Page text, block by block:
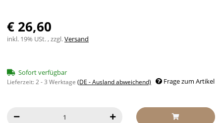
€ 26,60
inkl. 19% USt. , zzgl.Versand
Sofort verfügbar
Lieferzeit:2 - 3 Werktage (DE - Ausland abweichend) Frage zum Artikel